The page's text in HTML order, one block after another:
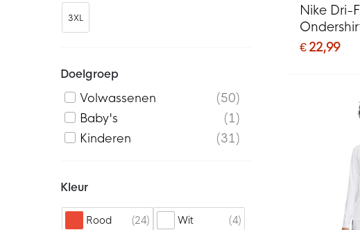
Nike Dri-
Kids Wit
€ 22,99
3XL
Doelgroep
Volwassenen
50
Baby's
1
Kinderen
31
Kleur
Rood 24 Wit 4